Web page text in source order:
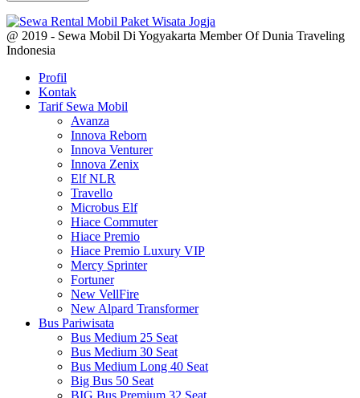
@ 2019 - Sewa Mobil Di Yogyakarta Member Of Dunia Traveling
Indonesia
Profil
Kontak
Tarif Sewa Mobil
Avanza
Innova Reborn
Innova Venturer
Innova Zenix
Elf NLR
Travello
Microbus Elf
Hiace Commuter
Hiace Premio
Hiace Premio Luxury VIP
Mercy Sprinter
Fortuner
New VellFire
New Alpard Transformer
Bus Pariwisata
Bus Medium 25 Seat
Bus Medium 30 Seat
Bus Medium Long 40 Seat
Big Bus 50 Seat
BIG Bus Premium 32 Seat